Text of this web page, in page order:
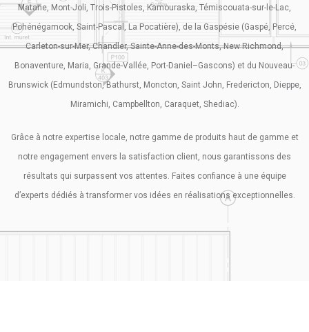
Matane, Mont-Joli, Trois-Pistoles, Kamouraska, Témiscouata-sur-le-Lac,
Pohénégamook, Saint-Pascal, La Pocatière), de la Gaspésie (Gaspé, Percé,
Carleton-sur-Mer, Chandler, Sainte-Anne-des-Monts, New Richmond,
Bonaventure, Maria, Grande-Vallée, Port-Daniel–Gascons) et du Nouveau-
Brunswick (Edmundston, Bathurst, Moncton, Saint John, Fredericton, Dieppe,
Miramichi, Campbellton, Caraquet, Shediac).
Grâce à notre expertise locale, notre gamme de produits haut de gamme et
notre engagement envers la satisfaction client, nous garantissons des
résultats qui surpassent vos attentes. Faites confiance à une équipe
d’experts dédiés à transformer vos idées en réalisations exceptionnelles.